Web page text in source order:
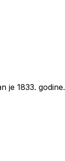
je 1833. godine.